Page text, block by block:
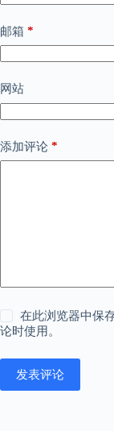
邮箱 *
网站
添加评论 *
在此浏览器中保
论时使用。
发表评论